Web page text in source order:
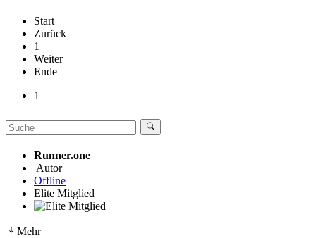
Start
Zurück
1
Weiter
Ende
1
Runner.one
Autor
Offline
Elite Mitglied
Mehr